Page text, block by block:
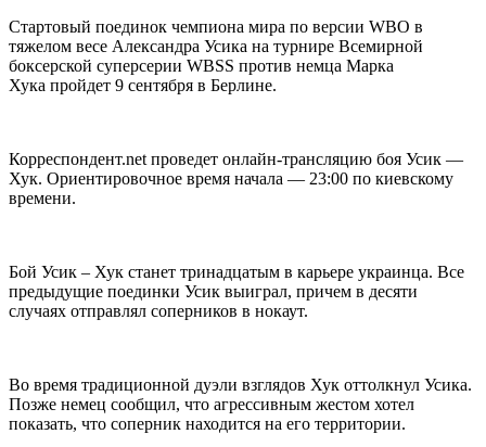
Стартовый поединок чемпиона мира по версии WBO в
тяжелом весе Александра Усика на турнире Всемирной
боксерской суперсерии WBSS против немца Марка
Хука пройдет 9 сентября в Берлине.
Корреспондент.net проведет онлайн-трансляцию боя Усик —
Хук. Ориентировочное время начала — 23:00 по киевскому
времени.
Бой Усик – Хук станет тринадцатым в карьере украинца. Все
предыдущие поединки Усик выиграл, причем в десяти
случаях отправлял соперников в нокаут.
Во время традиционной дуэли взглядов Хук оттолкнул Усика.
Позже немец сообщил, что агрессивным жестом хотел
показать, что соперник находится на его территории.